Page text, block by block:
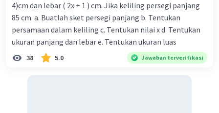
4)cm dan lebar ( 2x + 1 ) cm. Jika keliling persegi panjang
85 cm. a. Buatlah sket persegi panjang b. Tentukan
persamaan dalam keliling c. Tentukan nilai x d. Tentukan
ukuran panjang dan lebar e. Tentukan ukuran luas
38 5.0 Jawaban terverifikasi